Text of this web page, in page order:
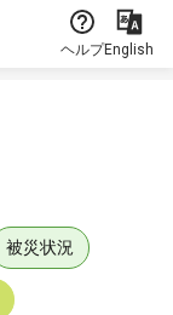
ヘルプEnglish
被災状況